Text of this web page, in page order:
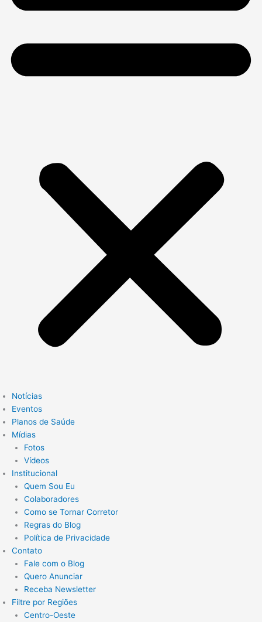
Notícias
Eventos
Planos de Saúde
Mídias
Fotos
Vídeos
Institucional
Quem Sou Eu
Colaboradores
Como se Tornar Corretor
Regras do Blog
Política de Privacidade
Contato
Fale com o Blog
Quero Anunciar
Receba Newsletter
Filtre por Regiões
Centro-Oeste